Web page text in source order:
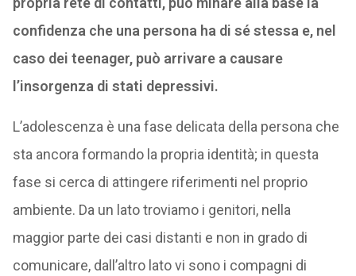
confidenza che una persona ha di sé stessa e, nel
caso dei teenager, può arrivare a causare
l’insorgenza di stati depressivi.
L’adolescenza è una fase delicata della persona che
sta ancora formando la propria identità; in questa
fase si cerca di attingere riferimenti nel proprio
ambiente. Da un lato troviamo i genitori, nella
maggior parte dei casi distanti e non in grado di
comunicare, dall’altro lato vi sono i compagni di